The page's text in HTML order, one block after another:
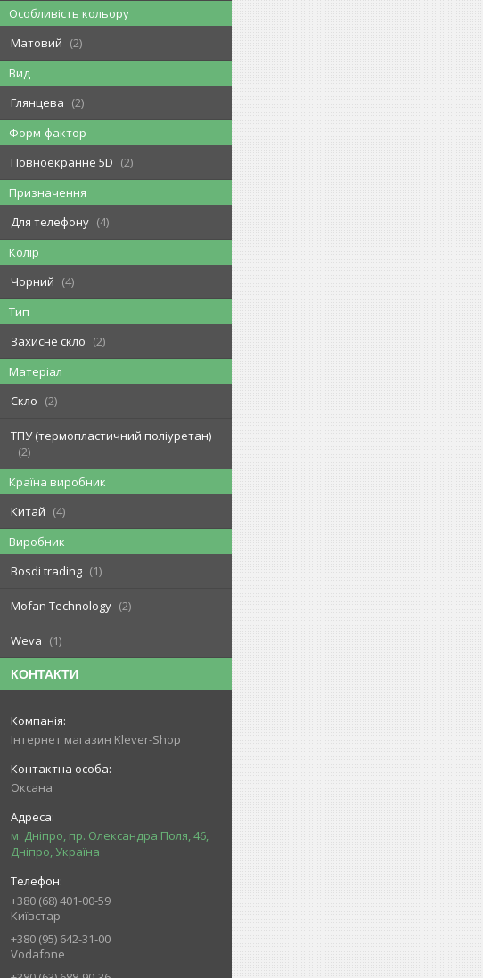
Особливість кольору
Матовий
2
Вид
Глянцева
2
Форм-фактор
Повноекранне 5D
2
Призначення
Для телефону
4
Колір
Чорний
4
Тип
Захисне скло
2
Матеріал
Скло
2
ТПУ (термопластичний поліуретан)
2
Країна виробник
Китай
4
Виробник
Bosdi trading
1
Mofan Technology 2
Weva 1
КОНТАКТИ
Інтернет магазин Klever-Shop
Оксана
м. Дніпро, пр. Олександра Поля, 46,
Дніпро, Україна
+380 (68) 401-00-59
Київстар
+380 (95) 642-31-00
Vodafone